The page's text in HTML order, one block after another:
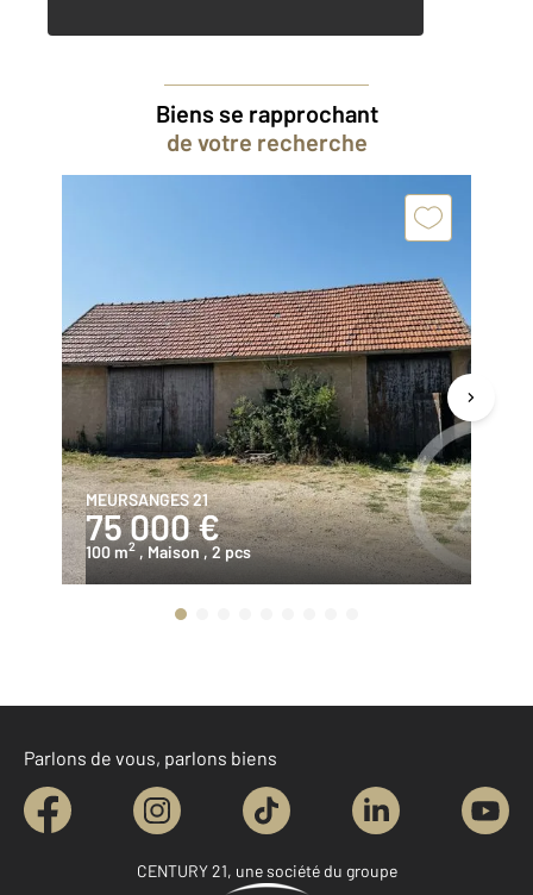
Biens se rapprochant
de votre recherche
MEURSANGES 21
75 000 €
100 m2 , Maison , 2 pcs
Parlons de vous, parlons biens
CENTURY 21, une société du groupe